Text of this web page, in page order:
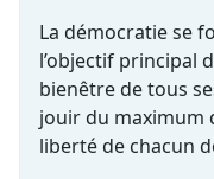
La démocratie se
l’objectif principal
bienêtre de tous
jouir du maximum
liberté de chacun